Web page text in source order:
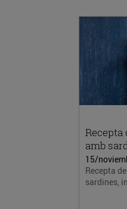
amb
15/
Recepta
sardines,